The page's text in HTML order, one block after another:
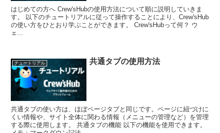
はじめての方へ Crew'sHubの使用方法について順に説明していきま
す。 以下のチュートリアルに従って操作することにより、Crew'sHub
の使い方をひとおり学ぶことができます。 Crew'sHubって何？ ウ
ェ...
チュートリアル 共通タブの使用方法
共通タブの使い方は、ほぼページタブと同じです。ページに紐づけに
くい情報や、サイト全体に関わる情報（メニューの管理など）を管理
する際に使用します。 共通タブの機能 以下の機能を使用できます。